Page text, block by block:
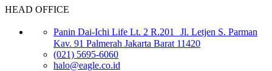
HEAD OFFICE
Panin Dai-Ichi Life Lt. 2 R.201 Jl. Letjen S. Parman
Kav. 91 Palmerah Jakarta Barat 11420
(021) 5695-6060
halo@eagle.co.id